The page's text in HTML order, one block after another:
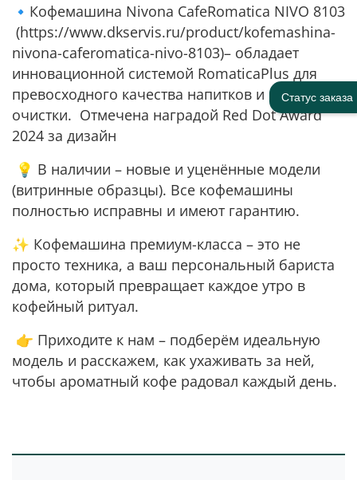
🔹Кофемашина Nivona CafeRomatica NIVO 8103
(https://www.dkservis.ru/product/kofemashina-
nivona-caferomatica-nivo-8103)– обладает
инновационной системой RomaticaPlus для
превосходного качества напитков и простоты
очистки. Отмечена наградой Red Dot Award
2024 за дизайн
💡 В наличии – новые и уценённые модели
(витринные образцы). Все кофемашины
полностью исправны и имеют гарантию.
✨ Кофемашина премиум-класса – это не
просто техника, а ваш персональный бариста
дома, который превращает каждое утро в
кофейный ритуал.
👉 Приходите к нам – подберём идеальную
модель и расскажем, как ухаживать за ней,
чтобы ароматный кофе радовал каждый день.
Статус заказа